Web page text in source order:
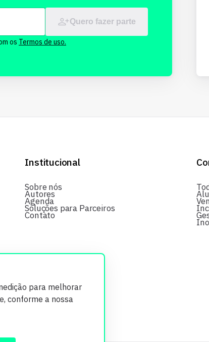
para melhorar
conforme a nossa
Quero fazer parte
os Termos de uso.
Institucional
Sobre nós
Autores
Agenda
Soluções para Parceiros
Contato